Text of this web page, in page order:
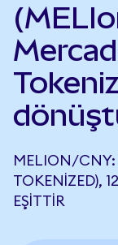
MELION/CNY:
TOKENIZED),
EŞITTIR